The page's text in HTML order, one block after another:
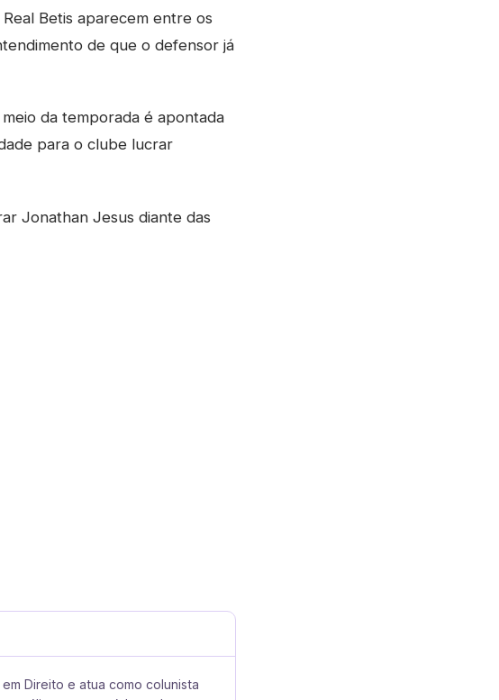
Betis aparecem entre os
de que o defensor já
da temporada é apontada
para o clube lucrar
Jonathan Jesus diante das
Direito e atua como colunista